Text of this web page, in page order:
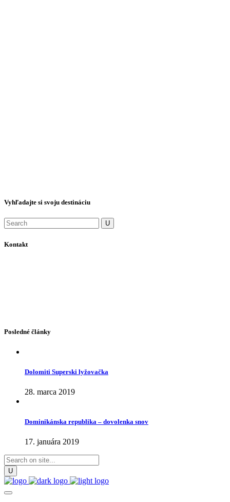
Vyhľadajte si svoju destináciu
Kontakt
Posledné články
Dolomiti Superski lyžovačka
28. marca 2019
Dominikánska republika – dovolenka snov
17. januára 2019